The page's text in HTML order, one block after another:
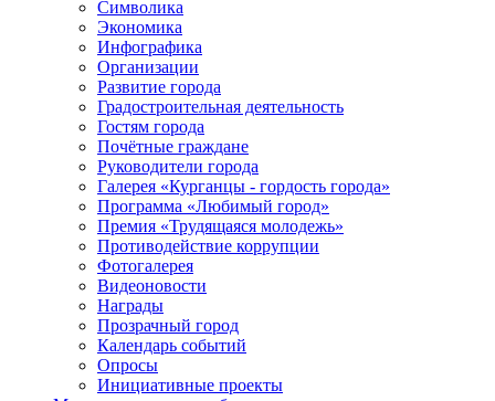
Символика
Экономика
Инфографика
Организации
Развитие города
Градостроительная деятельность
Гостям города
Почётные граждане
Руководители города
Галерея «Курганцы - гордость города»
Программа «Любимый город»
Премия «Трудящаяся молодежь»
Противодействие коррупции
Фотогалерея
Видеоновости
Награды
Прозрачный город
Календарь событий
Опросы
Инициативные проекты